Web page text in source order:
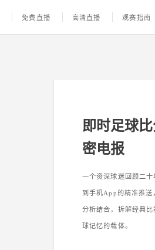
免费直播 高清直播 观赛指南
即时足球
密电报
一个资深球迷回顾二
到手机App的精准推送
分析结合，拆解经典
球记忆的载体。